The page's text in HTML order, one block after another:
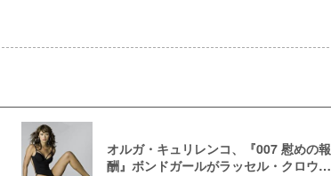
オルガ・キュリレンコ、『007 慰めの報
酬』ボンドガールがラッセル・クロウ初